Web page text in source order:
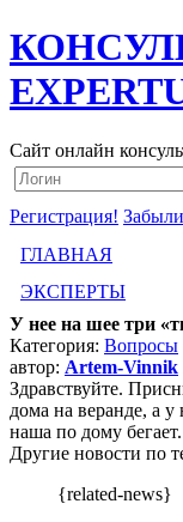
Сайт онлайн
Регистрация!
ГЛАВНАЯ
ЭКСПЕРТЫ
У нее на шее три
Категория: Вопросы
автор: Artem-Vinnik
Здравствуйте.
дома на веранде, а
наша по дому бегает.
Другие новости по
{related-news}